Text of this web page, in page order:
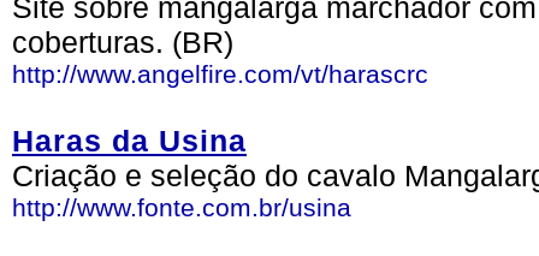
Site sobre mangalarga marchador
coberturas. (BR)
http://www.angelfire.com/vt/harascrc
Haras da Usina
Criação e seleção do cavalo
http://www.fonte.com.br/usina